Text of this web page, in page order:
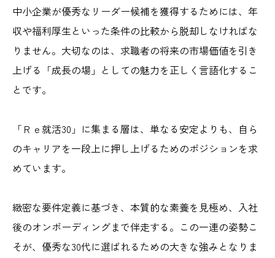
中小企業が優秀なリーダー候補を獲得するためには、年
収や福利厚生といった条件の比較から脱却しなければな
りません。大切なのは、求職者の将来の市場価値を引き
上げる「成長の場」としての魅力を正しく言語化するこ
とです。
「Ｒｅ就活30」に集まる層は、単なる安定よりも、自ら
のキャリアを一段上に押し上げるためのポジションを求
めています。
緻密な要件定義に基づき、本質的な素養を見極め、入社
後のオンボーディングまで伴走する。この一連の姿勢こ
そが、優秀な30代に選ばれるための大きな強みとなりま